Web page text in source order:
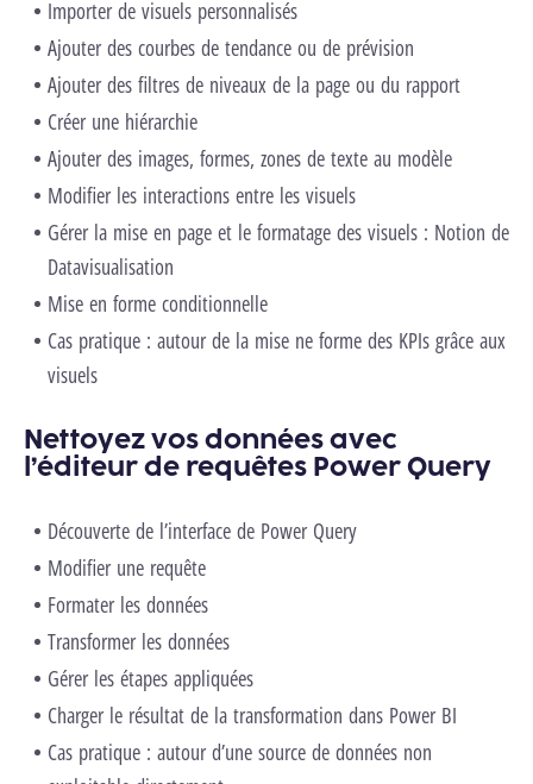
Importer de visuels personnalisés
Ajouter des courbes de tendance ou de prévision
Ajouter des filtres de niveaux de la page ou du rapport
Créer une hiérarchie
Ajouter des images, formes, zones de texte au modèle
Modifier les interactions entre les visuels
Gérer la mise en page et le formatage des visuels : Notion de
Datavisualisation
Mise en forme conditionnelle
Cas pratique : autour de la mise ne forme des KPIs grâce aux
visuels
Nettoyez vos données avec
l’éditeur de requêtes Power Query
Découverte de l’interface de Power Query
Modifier une requête
Formater les données
Transformer les données
Gérer les étapes appliquées
Charger le résultat de la transformation dans Power BI
Cas pratique : autour d’une source de données non